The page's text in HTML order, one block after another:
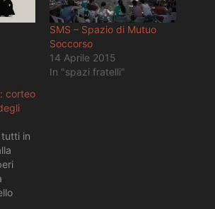
SMS – Spazio di Mutuo
Soccorso
14 Aprile 2015
In "spazi fratelli"
corteo
in